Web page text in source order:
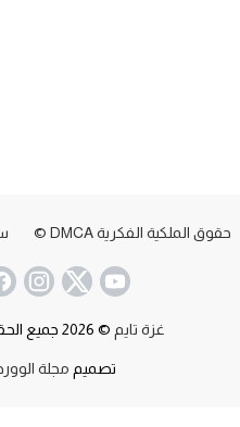
حقوق الملكية الفكرية DMCA ©
غزة تايم © 2026 جميع الحقوق محفوظة.
تصميم مجلة